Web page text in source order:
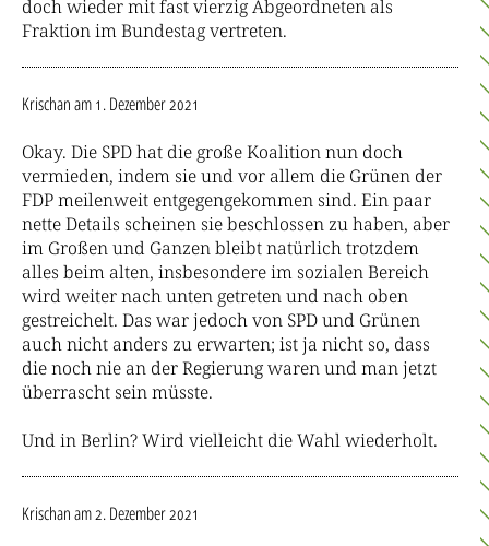
doch wieder mit fast vierzig Abgeordneten als
Fraktion im Bundestag vertreten.
Krischanam 1. Dezember 2021
Okay. Die SPD hat die große Koalition nun doch
vermieden, indem sie und vor allem die Grünen der
FDP meilenweit entgegengekommen sind. Ein paar
nette Details scheinen sie beschlossen zu haben, aber
im Großen und Ganzen bleibt natürlich trotzdem
alles beim alten, insbesondere im sozialen Bereich
wird weiter nach unten getreten und nach oben
gestreichelt. Das war jedoch von SPD und Grünen
auch nicht anders zu erwarten; ist ja nicht so, dass
die noch nie an der Regierung waren und man jetzt
überrascht sein müsste.
Und in Berlin? Wird vielleicht die Wahl wiederholt.
Krischanam 2. Dezember 2021